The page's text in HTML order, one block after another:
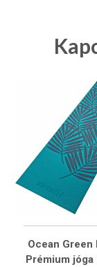
Ocean Green
Prémium jóga